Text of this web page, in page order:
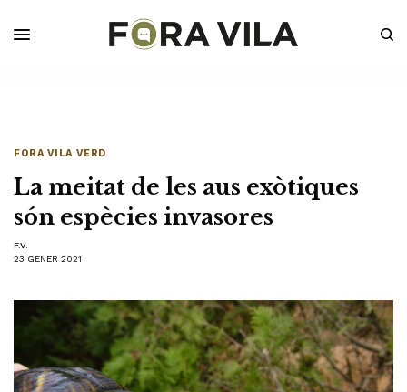
FORA VILA VERD
La meitat de les aus exòtiques
són espècies invasores
F.V.
23 GENER 2021